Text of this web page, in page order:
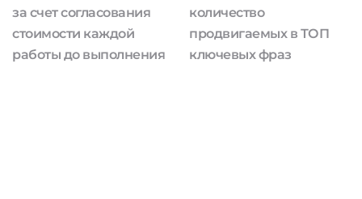
за счет согласования
стоимости каждой
работы до выполнения
количество
продвигаемых в ТОП
ключевых фраз